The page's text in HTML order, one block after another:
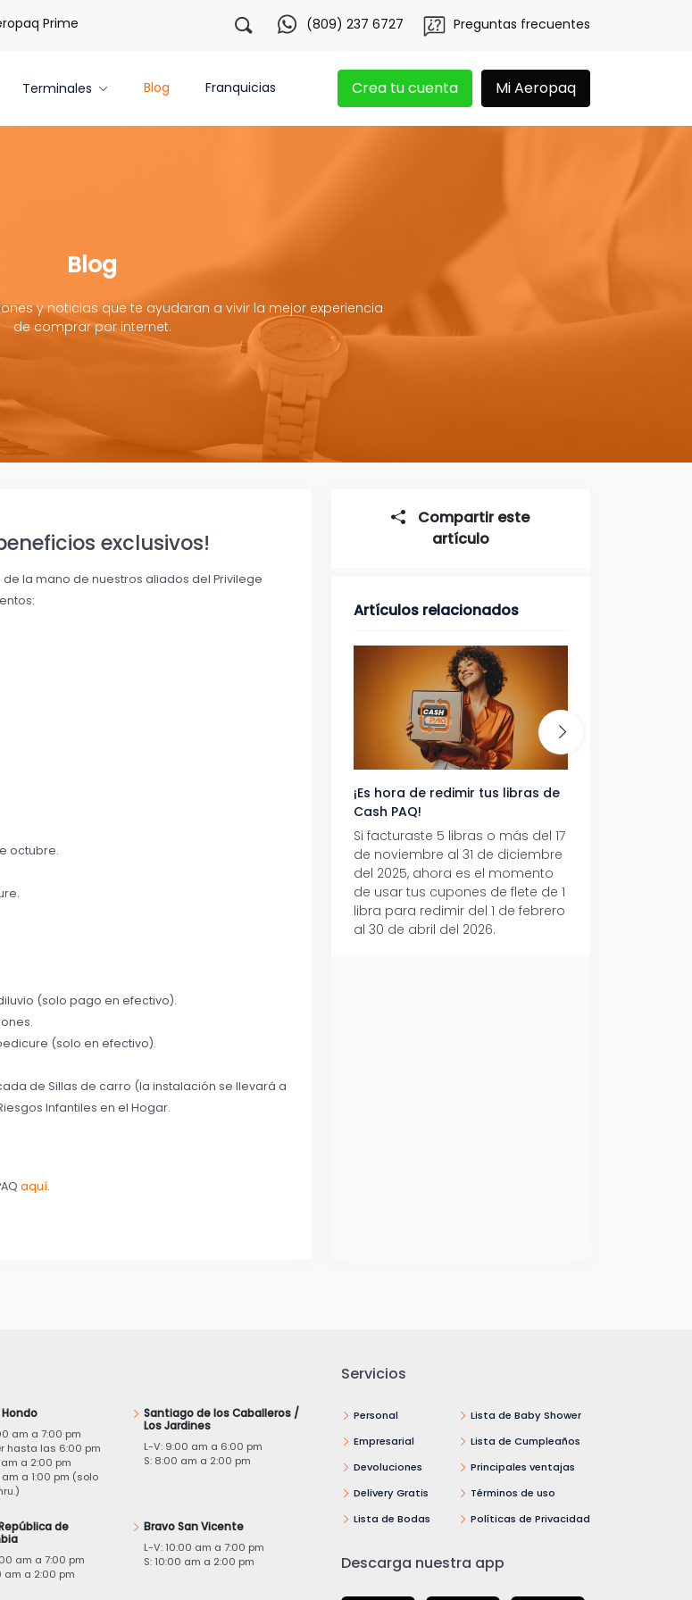
Prime ¡Regístrate con nosotros y obtén 20 libras gratis por 3 meses! Tu app Aeropaq se
(809) 237 6727 Preguntas frecuentes
Terminales Blog Franquicias Crea tu cuenta Mi Aeropaq
Blog
y noticias que te ayudaran a vivir la mejor experiencia
de comprar por internet.
exclusivos!
la mano de nuestros aliados del Privilege
octubre.
(solo pago en efectivo).
(solo en efectivo).
de Sillas de carro (la instalación se llevará a
Infantiles en el Hogar.
aquí.
Compartir este
artículo
Artículos relacionados
¡Es hora de redimir tus libras de
Cash PAQ!
Si facturaste 5 libras o más del 17
de noviembre al 31 de diciembre
del 2025, ahora es el momento
de usar tus cupones de flete de 1
libra para redimir del 1 de febrero
al 30 de abril del 2026.
am a 7:00 pm
hasta las 6:00 pm
am a 2:00 pm
am a 1:00 pm (solo
Santiago de los Caballeros /
Los Jardines
L-V: 9:00 am a 6:00 pm
S: 8:00 am a 2:00 pm
de
am a 7:00 pm
am a 2:00 pm
Bravo San Vicente
L-V: 10:00 am a 7:00 pm
S: 10:00 am a 2:00 pm
Servicios
Personal
Empresarial
Devoluciones
Delivery Gratis
Lista de Bodas
Lista de Baby Shower
Lista de Cumpleaños
Principales ventajas
Términos de uso
Políticas de Privacidad
Descarga nuestra app